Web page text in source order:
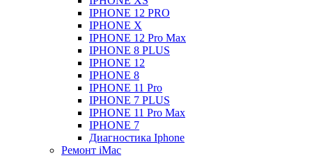
IPHONE 12 PRO
IPHONE X
IPHONE 12 Pro Max
IPHONE 8 PLUS
IPHONE 12
IPHONE 8
IPHONE 11 Pro
IPHONE 7 PLUS
IPHONE 11 Pro Max
IPHONE 7
Диагностика Iphone
Ремонт iMac